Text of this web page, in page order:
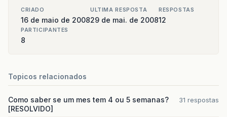
CRIADO
16 de maio de 2008
ULTIMA RESPOSTA
29 de mai. de 2008
RESPOSTAS
12
PARTICIPANTES
8
Topicos relacionados
Como saber se um mes tem 4 ou 5 semanas?
[RESOLVIDO]
31 respostas